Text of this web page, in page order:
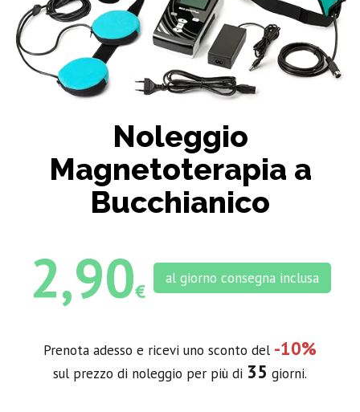
Noleggio
Magnetoterapia a
Bucchianico
2,90€
al giorno consegna inclusa
Prenota adesso e ricevi uno sconto del -10%
sul prezzo di noleggio per più di 35 giorni.